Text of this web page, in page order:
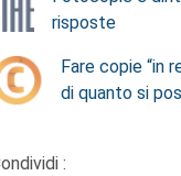
risposte
Fare copie “in
di quanto si
: